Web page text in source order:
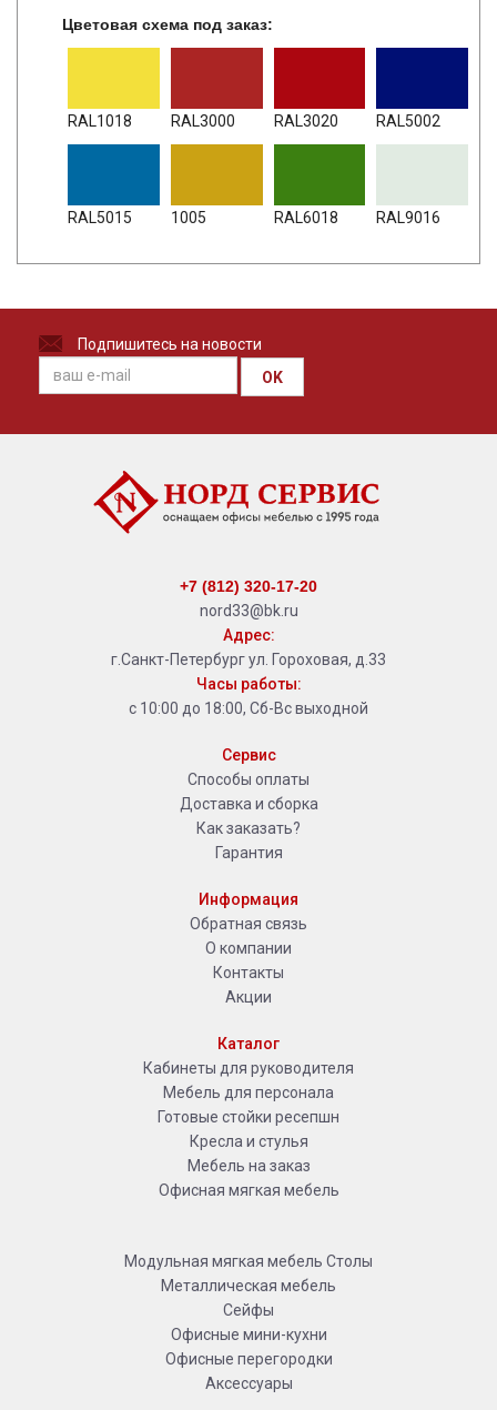
Цветовая схема под заказ:
RAL1018 RAL3000 RAL3020 RAL5002
RAL5015 1005 RAL6018 RAL9016
Подпишитесь на новости
OK
+7 (812) 320-17-20
nord33@bk.ru
Адрес:
г.Санкт-Петербург ул. Гороховая, д.33
Часы работы:
с 10:00 до 18:00, Сб-Вс выходной
Сервис
Способы оплаты
Доставка и сборка
Как заказать?
Гарантия
Информация
Обратная связь
О компании
Контакты
Акции
Каталог
Кабинеты для руководителя
Мебель для персонала
Готовые стойки ресепшн
Кресла и стулья
Мебель на заказ
Офисная мягкая мебель
Модульная мягкая мебель Столы
Металлическая мебель
Сейфы
Офисные мини-кухни
Офисные перегородки
Аксессуары